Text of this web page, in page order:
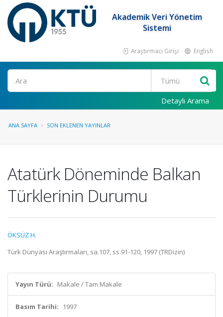
Akademik Veri Yönetim
Sistemi
Araştırmacı Girişi English
Ara
Detaylı Arama
ANA SAYFA SON EKLENEN YAYINLAR
Atatürk Döneminde Balkan
Türklerinin Durumu
ÖKSÜZ H.
Türk Dünyası Araştırmaları, sa.107, ss.91-120, 1997 (TRDizin)
Yayın Türü: Makale / Tam Makale
Basım Tarihi: 1997